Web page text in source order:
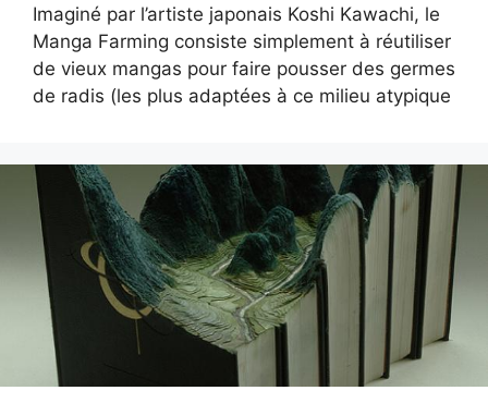
Imaginé par l’artiste japonais Koshi Kawachi, le
Manga Farming consiste simplement à réutiliser
de vieux mangas pour faire pousser des germes
de radis (les plus adaptées à ce milieu atypique